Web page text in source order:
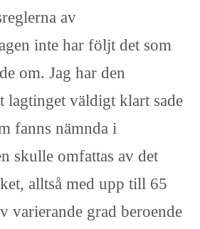
av
inte har följt det som
om. Jag har den
lagtinget väldigt klart sade
fanns nämnda i
skulle omfattas av det
alltså med upp till 65
varierande grad beroende